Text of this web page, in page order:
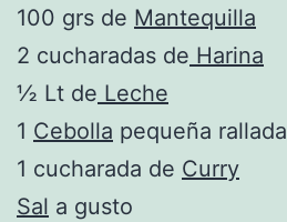
100 grs de Mantequilla
2 cucharadas de Harina
½ Lt de Leche
1 Cebolla pequeña rallada
1 cucharada de Curry
Sal a gusto